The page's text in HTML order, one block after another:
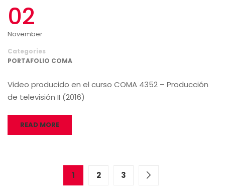
02
November
Categories
PORTAFOLIO COMA
Video producido en el curso COMA 4352 – Producción
de televisión II (2016)
READ MORE
1 2 3